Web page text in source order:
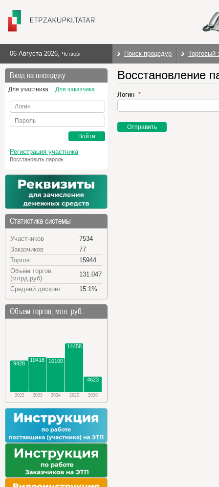
06 Августа 2026, Четверг Поиск процедур Торговый
Вход на площадку
Для участника Для заказчика
Логин
Пароль
Войти
Регистрация участника
Восстановить пароль
Статистика системы
Участников
7534
Заказчиков
77
Торгов
15944
Объём торгов
(млрд.руб)
131.047
Средний дисконт
15.1%
Объем торгов, млн. руб.
9428
10418 10100
14458
4623
2022 2023 2024 2025 2026
Восстановление
Логин
Отправить